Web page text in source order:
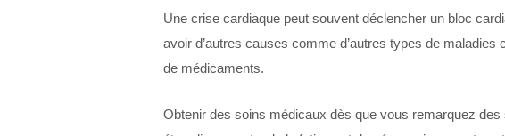
Une crise cardiaque peut souvent déclencher un bloc
avoir d’autres causes comme d’autres types de
de médicaments.
Obtenir des soins médicaux dès que vous remarquez